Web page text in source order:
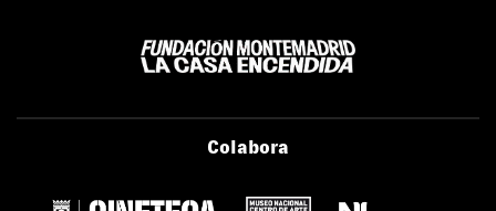
Colabora